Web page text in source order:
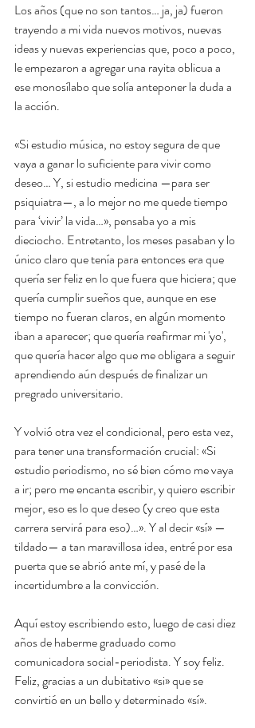
Los años (que no son tantos… ja, ja) fueron
trayendo a mi vida nuevos motivos, nuevas
ideas y nuevas experiencias que, poco a poco,
le empezaron a agregar una rayita oblicua a
ese monosílabo que solía anteponer la duda a
la acción.
«Si estudio música, no estoy segura de que
vaya a ganar lo suficiente para vivir como
deseo… Y, si estudio medicina —para ser
psiquiatra—, a lo mejor no me quede tiempo
para ‘vivir’ la vida…», pensaba yo a mis
dieciocho. Entretanto, los meses pasaban y lo
único claro que tenía para entonces era que
quería ser feliz en lo que fuera que hiciera; que
quería cumplir sueños que, aunque en ese
tiempo no fueran claros, en algún momento
iban a aparecer; que quería reafirmar mi 'yo',
que quería hacer algo que me obligara a seguir
aprendiendo aún después de finalizar un
pregrado universitario.
Y volvió otra vez el condicional, pero esta vez,
para tener una transformación crucial: «Si
estudio periodismo, no sé bien cómo me vaya
a ir; pero me encanta escribir, y quiero escribir
mejor, eso es lo que deseo (y creo que esta
carrera servirá para eso)…». Y al decir «sí» —
tildado— a tan maravillosa idea, entré por esa
puerta que se abrió ante mí, y pasé de la
incertidumbre a la convicción.
Aquí estoy escribiendo esto, luego de casi diez
años de haberme graduado como
comunicadora social-periodista. Y soy feliz.
Feliz, gracias a un dubitativo «si» que se
convirtió en un bello y determinado «sí».